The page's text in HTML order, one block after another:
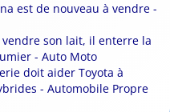
est de nouveau à vendre -
son lait, il enterre la
- Auto Moto
doit aider Toyota à
- Automobile Propre